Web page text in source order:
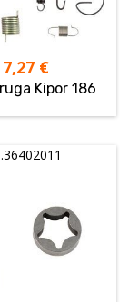
7,27 €
Kipor 186